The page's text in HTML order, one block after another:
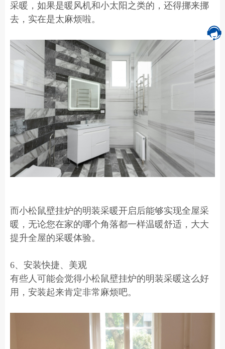
采暖，如果是暖风机和小太阳之类的，还得挪来挪
去，实在是太麻烦啦。
而小松鼠壁挂炉的明装采暖开启后能够实现全屋采
暖，无论您在家的哪个角落都一样温暖舒适，大大
提升全屋的采暖体验。
6、安装快捷、美观
有些人可能会觉得小松鼠壁挂炉的明装采暖这么好
用，安装起来肯定非常麻烦吧。